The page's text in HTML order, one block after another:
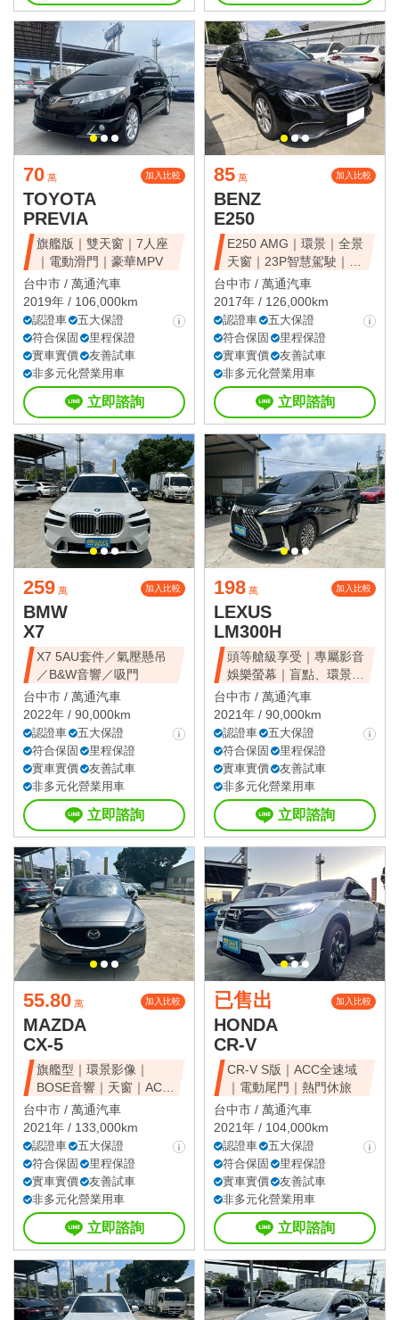
70 萬 加入比較
TOYOTA
PREVIA
旗艦版｜雙天窗｜7人座
｜電動滑門｜豪華MPV
台中市 / 萬通汽車
2019年 / 106,000km
認證車
五大保證
符合保固
里程保證
實車實價
友善試車
非多元化營業用車
立即諮詢
85 萬 加入比較
BENZ
E250
E250 AMG｜環景｜全景
天窗｜23P智慧駕駛｜總
代理
台中市 / 萬通汽車
2017年 / 126,000km
認證車
五大保證
符合保固
里程保證
實車實價
友善試車
非多元化營業用車
立即諮詢
259 萬 加入比較
BMW
X7
X7 5AU套件／氣壓懸吊
／B&W音響／吸門
台中市 / 萬通汽車
2022年 / 90,000km
認證車
五大保證
符合保固
里程保證
實車實價
友善試車
非多元化營業用車
立即諮詢
198 萬 加入比較
LEXUS
LM300H
頭等艙級享受｜專屬影音
娛樂螢幕｜盲點、環景、
雙電滑門、雙天窗
台中市 / 萬通汽車
2021年 / 90,000km
認證車
五大保證
符合保固
里程保證
實車實價
友善試車
非多元化營業用車
立即諮詢
55.80 萬 加入比較
MAZDA
CX-5
旗艦型｜環景影像｜
BOSE音響｜天窗｜ACC
全速域｜質感休旅
台中市 / 萬通汽車
2021年 / 133,000km
認證車
五大保證
符合保固
里程保證
實車實價
友善試車
非多元化營業用車
立即諮詢
已售出 加入比較
HONDA
CR-V
CR-V S版｜ACC全速域
｜電動尾門｜熱門休旅
台中市 / 萬通汽車
2021年 / 104,000km
認證車
五大保證
符合保固
里程保證
實車實價
友善試車
非多元化營業用車
立即諮詢